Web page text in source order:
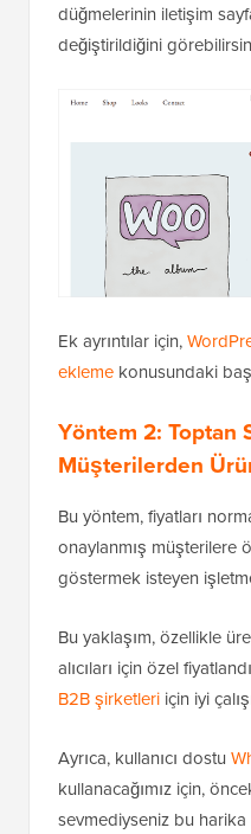
düğmelerinin iletişim
değiştirildiğini
Ek ayrıntılar için,
ekleme konusundaki
Yöntem 2: Toptan
Müşterilerden
Bu yöntem, fiyatları
onaylanmış müşterilere
göstermek isteyen
Bu yaklaşım, özellikle
alıcıları için özel
B2B şirketleri için iyi
Ayrıca, kullanıcı dostu
kullanacağımız için,
sevmediyseniz bu